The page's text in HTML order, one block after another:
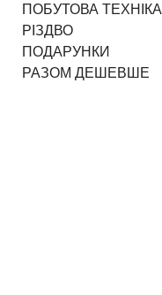
ПОБУТОВА ТЕХНІКА
РІЗДВО
ПОДАРУНКИ
РАЗОМ ДЕШЕВШЕ